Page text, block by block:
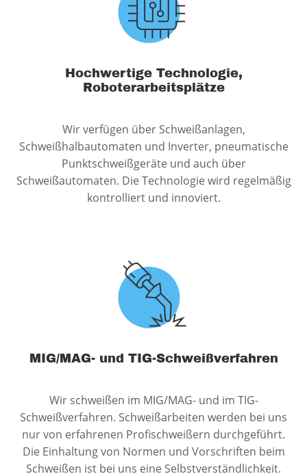
Hochwertige Technologie,
Roboterarbeitsplätze
Wir verfügen über Schweißanlagen,
Schweißhalbautomaten und Inverter, pneumatische
Punktschweißgeräte und auch über
Schweißautomaten. Die Technologie wird regelmäßig
kontrolliert und innoviert.
MIG/MAG- und TIG-Schweißverfahren
Wir schweißen im MIG/MAG- und im TIG-
Schweißverfahren. Schweißarbeiten werden bei uns
nur von erfahrenen Profischweißern durchgeführt.
Die Einhaltung von Normen und Vorschriften beim
Schweißen ist bei uns eine Selbstverständlichkeit.